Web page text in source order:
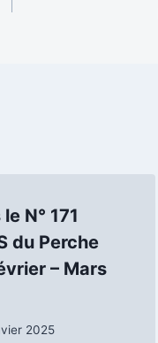
N° 171
du Perche
– Mars
2025